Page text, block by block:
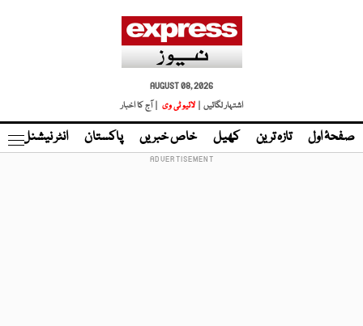
AUGUST 08, 2026
اشتہار لگائیں |
لائیو ٹی وی | آج کا اخبار
صفحۂ اول تازہ ترین کھیل خاص خبریں پاکستان انٹر نیشنل